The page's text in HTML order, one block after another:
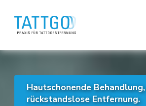
Anfragen
Hautschonende Behandlung,
rückstandslose Entfernung.